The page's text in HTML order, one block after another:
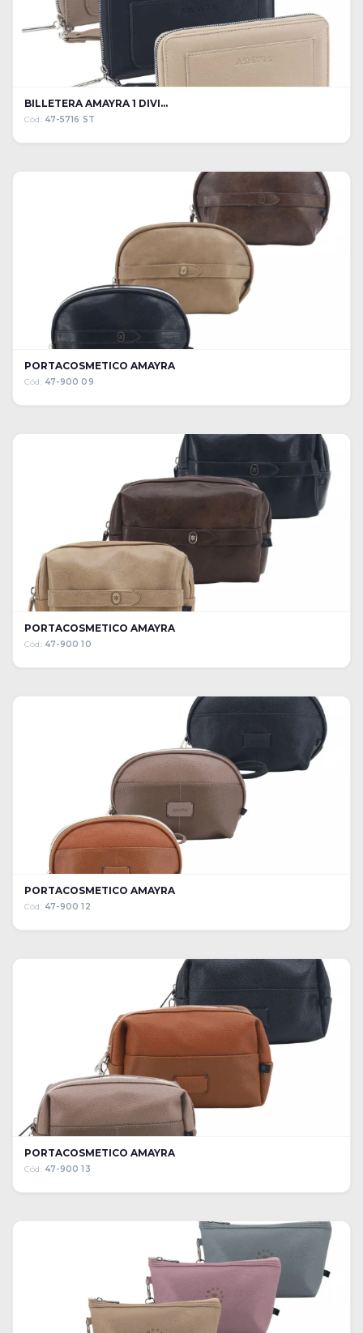
BILLETERA AMAYRA 1 DIVI...
Cód: 47-5716 ST
PORTACOSMETICO AMAYRA
Cód: 47-900 09
PORTACOSMETICO AMAYRA
Cód: 47-900 10
PORTACOSMETICO AMAYRA
Cód: 47-900 12
PORTACOSMETICO AMAYRA
Cód: 47-900 13